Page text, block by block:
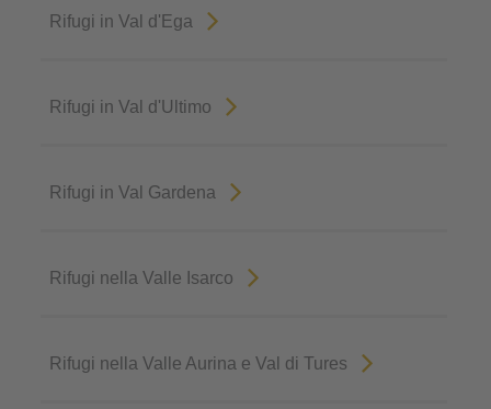
Rifugi in Val d'Ega
Rifugi in Val d'Ultimo
Rifugi in Val Gardena
Rifugi nella Valle Isarco
Rifugi nella Valle Aurina e Val di Tures